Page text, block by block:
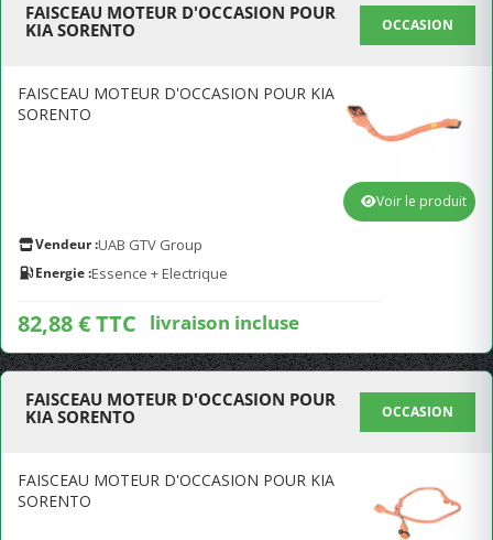
FAISCEAU MOTEUR D'OCCASION POUR
KIA SORENTO
OCCASION
FAISCEAU MOTEUR D'OCCASION POUR KIA
SORENTO
Vendeur :UAB GTV Group
Energie :Essence + Electrique
82,88 € TTC livraison incluse
Voir le produit
FAISCEAU MOTEUR D'OCCASION POUR
KIA SORENTO
OCCASION
FAISCEAU MOTEUR D'OCCASION POUR KIA
SORENTO